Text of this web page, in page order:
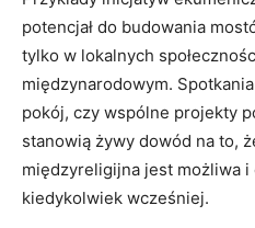
potencjał do​ budowania​
tylko w lokalnych⁣
międzynarodowym.
pokój, ⁣czy⁤ wspólne projekty
stanowią żywy dowód na to,
międzyreligijna ⁤jest możliwa i
kiedykolwiek wcześniej.